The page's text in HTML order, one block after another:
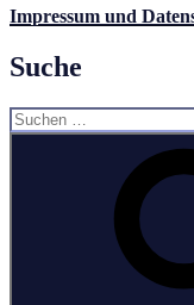
Impressum und
Suche
Suchen
nach: